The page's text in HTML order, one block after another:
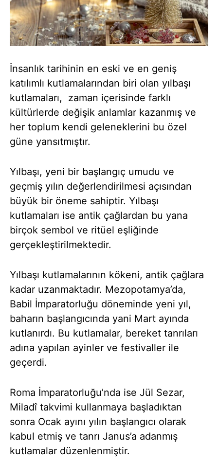
İnsanlık tarihinin en eski ve en geniş
katılımlı kutlamalarından biri olan yılbaşı
kutlamaları, zaman içerisinde farklı
kültürlerde değişik anlamlar kazanmış ve
her toplum kendi geleneklerini bu özel
güne yansıtmıştır.
Yılbaşı, yeni bir başlangıç umudu ve
geçmiş yılın değerlendirilmesi açısından
büyük bir öneme sahiptir. Yılbaşı
kutlamaları ise antik çağlardan bu yana
birçok sembol ve ritüel eşliğinde
gerçekleştirilmektedir.
Yılbaşı kutlamalarının kökeni, antik çağlara
kadar uzanmaktadır. Mezopotamya’da,
Babil İmparatorluğu döneminde yeni yıl,
baharın başlangıcında yani Mart ayında
kutlanırdı. Bu kutlamalar, bereket tanrıları
adına yapılan ayinler ve festivaller ile
geçerdi.
Roma İmparatorluğu’nda ise Jül Sezar,
Miladî takvimi kullanmaya başladıktan
sonra Ocak ayını yılın başlangıcı olarak
kabul etmiş ve tanrı Janus’a adanmış
kutlamalar düzenlenmiştir.